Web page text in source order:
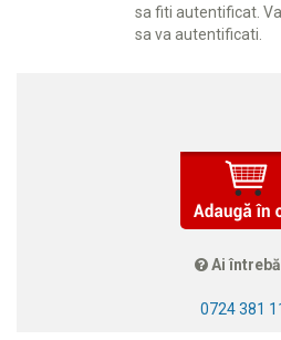
sa fiti autentificat.
sa va autentificati.
Ai
0724 381